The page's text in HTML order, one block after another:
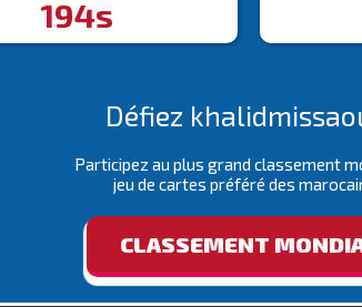
194s
Défiez
Participez au plus grand classement
jeu de cartes préféré des
CLASSEMENT